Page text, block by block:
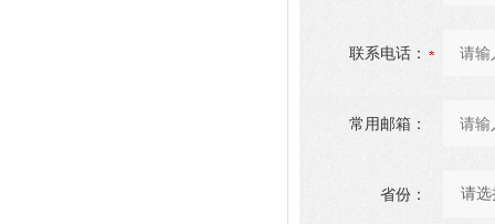
联系电话：
常用邮箱：
省份：